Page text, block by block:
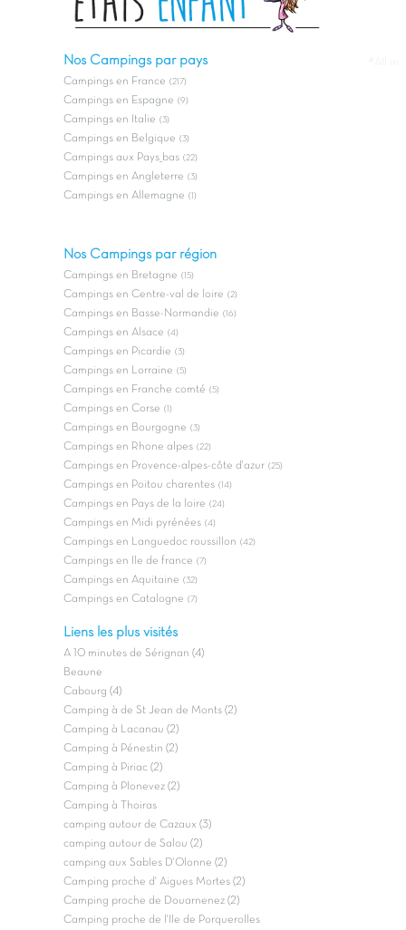
Nos Campings par pays
Campings en France (217)
Campings en Espagne (9)
Campings en Italie (3)
Campings en Belgique (3)
Campings aux Pays_bas (22)
Campings en Angleterre (3)
Campings en Allemagne (1)
Nos Campings par région
Campings en Bretagne (15)
Campings en Centre-val de loire (2)
Campings en Basse-Normandie (16)
Campings en Alsace (4)
Campings en Picardie (3)
Campings en Lorraine (5)
Campings en Franche comté (5)
Campings en Corse (1)
Campings en Bourgogne (3)
Campings en Rhone alpes (22)
Campings en Provence-alpes-côte d'azur (25)
Campings en Poitou charentes (14)
Campings en Pays de la loire (24)
Campings en Midi pyrénées (4)
Campings en Languedoc roussillon (42)
Campings en Ile de france (7)
Campings en Aquitaine (32)
Campings en Catalogne (7)
Liens les plus visités
A 10 minutes de Sérignan (4)
Beaune
Cabourg (4)
Camping à de St Jean de Monts (2)
Camping à Lacanau (2)
Camping à Pénestin (2)
Camping à Piriac (2)
Camping à Plonevez (2)
Camping à Thoiras
camping autour de Cazaux (3)
camping autour de Salou (2)
camping aux Sables D'Olonne (2)
Camping proche d' Aigues Mortes (2)
Camping proche de Douarnenez (2)
Camping proche de l'Ile de Porquerolles